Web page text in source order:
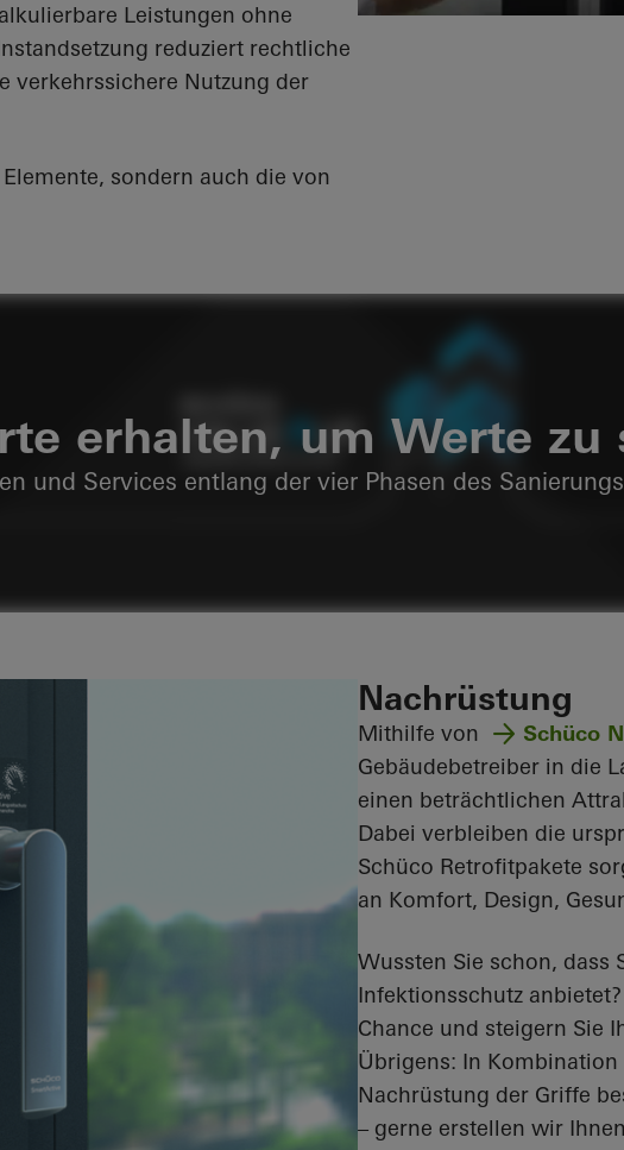
Leistungen ohne
reduziert rechtliche
verkehrssichere Nutzung der
sondern auch die von
erhalten, um Werte zu
und Services entlang der vier Phasen des
Nachrüstung
Mithilfe von
Schüco
Gebäudebetreiber in die
einen beträchtlichen
Dabei verbleiben die
Schüco Retrofitpakete
an Komfort, Design,
Wussten Sie schon,
Infektionsschutz
Chance und steigern Sie
Übrigens: In
Nachrüstung der Griffe
– gerne erstellen wir